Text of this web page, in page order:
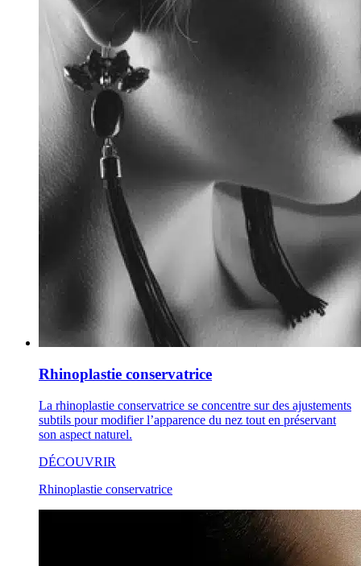
Rhinoplastie conservatrice
La rhinoplastie conservatrice se concentre sur des ajustements
subtils pour modifier l’apparence du nez tout en préservant
son aspect naturel.
DÉCOUVRIR
Rhinoplastie conservatrice